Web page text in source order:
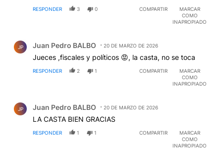
RESPONDER 3 0 COMPARTIR
MARCAR
COMO
INAPROPIADO
JP Juan Pedro BALBO 20 DE MARZO DE 2026
Jueces ,fiscales y políticos 😡, la casta, no se toca
RESPONDER 2 1 COMPARTIR
MARCAR
COMO
INAPROPIADO
JP Juan Pedro BALBO 20 DE MARZO DE 2026
LA CASTA BIEN GRACIAS
RESPONDER 1 1 COMPARTIR
MARCAR
COMO
INAPROPIADO